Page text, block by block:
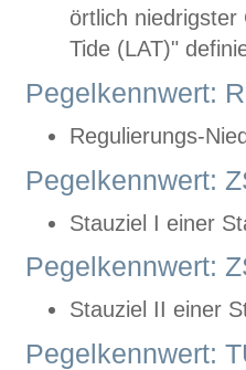
örtlich
Tide (LAT)"
Pegelkennwert:
Regulierungs-
Pegelkennwert:
Stauziel I einer
Pegelkennwert:
Stauziel II einer
Pegelkennwert: